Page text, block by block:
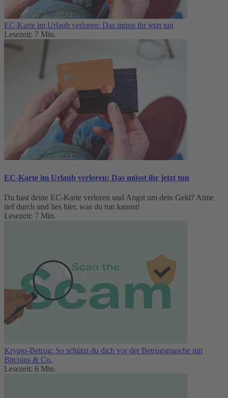
EC-Karte im Urlaub verloren: Das müsst ihr jetzt tun
Lesezeit: 7 Min.
EC-Karte im Urlaub verloren: Das müsst ihr jetzt tun
Du hast deine EC-Karte verloren und Angst um dein Geld? Atme
tief durch und lies hier, was du tun kannst!
Lesezeit: 7 Min.
Krypto-Betrug: So schützt du dich vor der Betrugsmasche mit
Bitcoins & Co.
Lesezeit: 6 Min.